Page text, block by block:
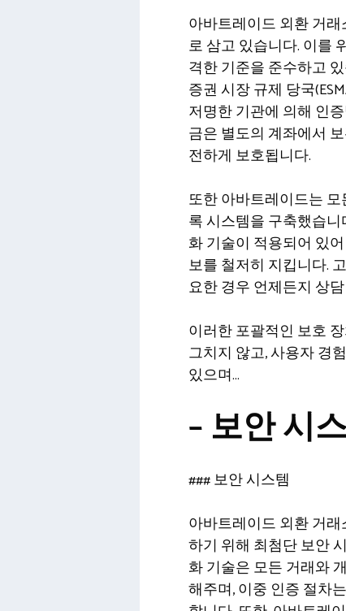
아바트레이드 외환 거
로 삼고 있습니다. 이를
격한 기준을 준수하고
증권 시장 규제 당국
저명한 기관에 의해 인
금은 별도의 계좌에서
전하게 보호됩니다.
또한 아바트레이드는
록 시스템을 구축했습
화 기술이 적용되어 있
보를 철저히 지킵니다.
요한 경우 언제든지 상
이러한 포괄적인 보호
그치지 않고, 사용자 경
있으며…
– 보안 시
### 보안 시스템
아바트레이드 외환 거
하기 위해 최첨단 보안
화 기술은 모든 거래와
해주며, 이중 인증 절차